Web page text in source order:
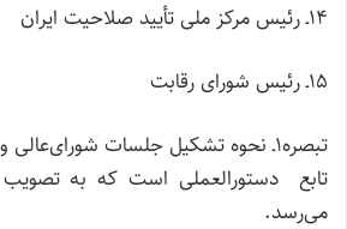
۱۴ـ رئیس مرکز ملی تأیید صلاحیت ایران
۱۵ـ رئیس شورای رقابت
تبصره۱ـ نحوه تشکیل جلسات
تابع دستورالعملی است که به تصویب
می‌رسد.